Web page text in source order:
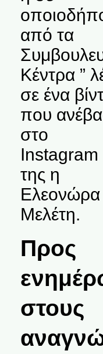
από τα
Κέντρα ”
σε ένα
που
στο
Instagram
της η
Ελεονώρα
Μελέτη.
Προς
στους